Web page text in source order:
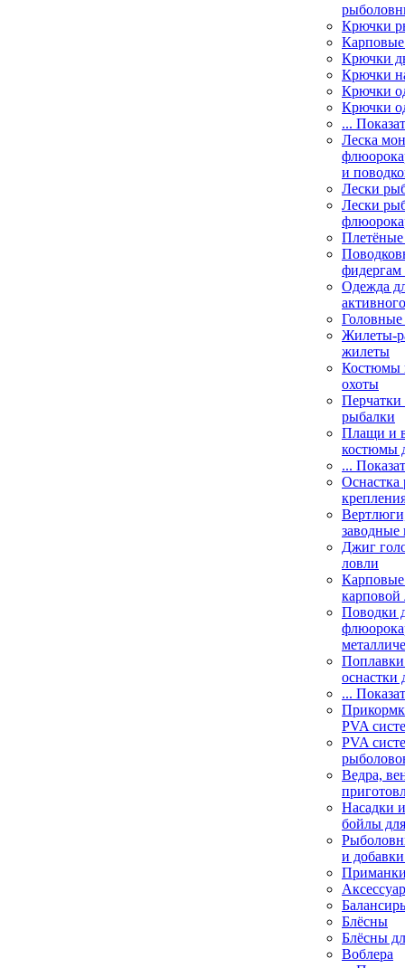
Крючки
Крючки
Крючки
Крючки
Крючки
...
Леска
и
Лески
Лески
Одежда
Жилеты-
жилеты
Костюмы
охоты
Перчатки
рыбалки
Плащи и
костюмы
...
Оснастка
заводные
Джиг
ловли
Карповые
карповой
Поводки
оснастки
...
PVA
PVA
Ведра,
Насадки
бойлы
и
Блёсны
Блёсны
Воблера